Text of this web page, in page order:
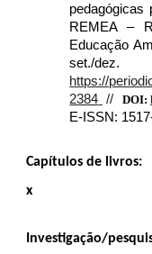
pedagógicas
REMEA –
Educação
set./
https://
2384 // DOI:
E-ISSN:
Capítulos de livros:
x
Investigação/